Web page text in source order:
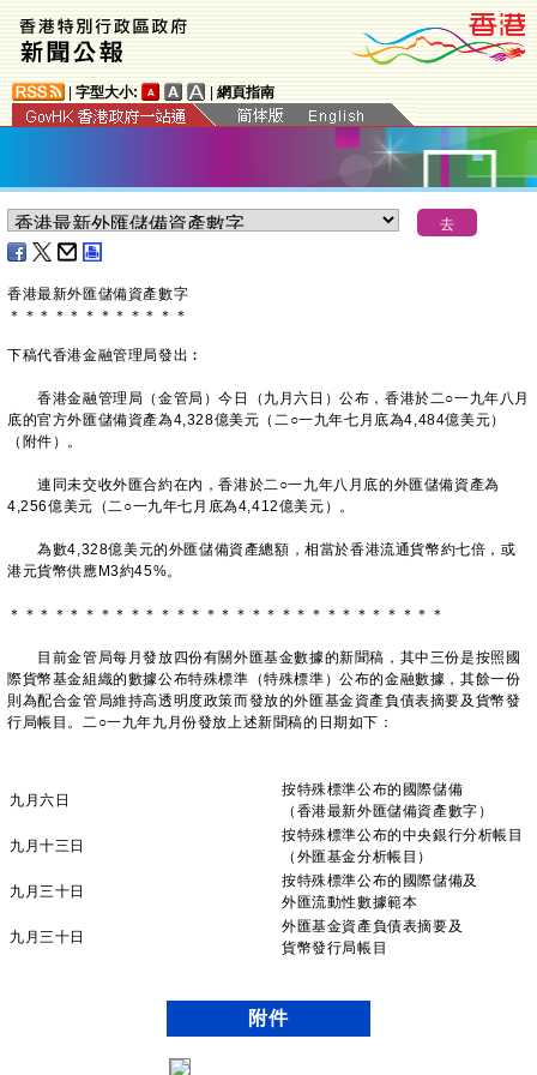
字型大小: 網頁指南
香港最新外匯儲備資產數字
＊ ＊ ＊ ＊ ＊ ＊ ＊ ＊ ＊ ＊ ＊ ＊
下稿代香港金融管理局發出︰
香港金融管理局（金管局）今日（九月六日）公布，香港於二○一九年八月
底的官方外匯儲備資產為4,328億美元（二○一九年七月底為4,484億美元）
（附件）。
連同未交收外匯合約在內，香港於二○一九年八月底的外匯儲備資產為
4,256億美元（二○一九年七月底為4,412億美元）。
為數4,328億美元的外匯儲備資產總額，相當於香港流通貨幣約七倍，或
港元貨幣供應M3約45%。
＊＊＊＊＊＊＊＊＊＊＊＊＊＊＊＊＊＊＊＊＊＊＊＊＊＊＊＊＊
目前金管局每月發放四份有關外匯基金數據的新聞稿，其中三份是按照國
際貨幣基金組織的數據公布特殊標準（特殊標準）公布的金融數據，其餘一份
則為配合金管局維持高透明度政策而發放的外匯基金資產負債表摘要及貨幣發
行局帳目。二○一九年九月份發放上述新聞稿的日期如下：
九月六日
按特殊標準公布的國際儲備
（香港最新外匯儲備資產數字）
九月十三日
按特殊標準公布的中央銀行分析帳目
（外匯基金分析帳目）
九月三十日
按特殊標準公布的國際儲備及
外匯流動性數據範本
九月三十日
外匯基金資產負債表摘要及
貨幣發行局帳目
附件